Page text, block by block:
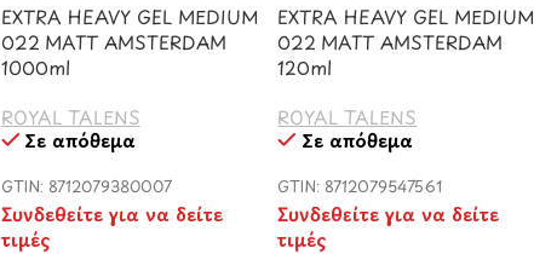
EXTRA HEAVY GEL MEDIUM
022 MATT AMSTERDAM
1000ml
ROYAL TALENS
Σε απόθεμα
GTIN: 8712079380007
Συνδεθείτε για να δείτε
τιμές
EXTRA HEAVY GEL MEDIUM
022 MATT AMSTERDAM
120ml
ROYAL TALENS
Σε απόθεμα
GTIN: 8712079547561
Συνδεθείτε για να δείτε
τιμές